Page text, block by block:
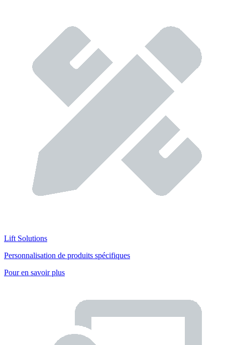
Lift Solutions
Personnalisation de produits spécifiques
Pour en savoir plus